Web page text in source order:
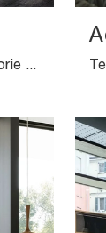
Clicca e scopri le Librerie divisorie moderne! Il modello Latitude divisoria Cattelan Italia saprà completare un soggiorno dinamico e operativo.